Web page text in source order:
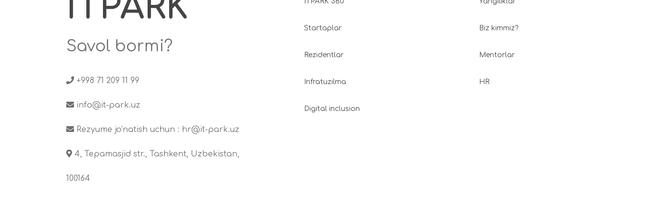
Savol bormi?
+998 71 209 11 99
info@it-park.uz
Rezyume jo‘natish uchun : hr@it-park.uz
4, Tepamasjid str., Tashkent, Uzbekistan,
100164
Startaplar
Rezidentlar
Infratuzilma
Digital inclusion
Biz kimmiz?
Mentorlar
HR